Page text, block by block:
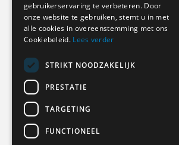
ENGLISH
gebruikerservaring te verbeteren. Door
onze website te gebruiken, stemt u in met
alle cookies in overeenstemming met ons
Cookiebeleid. Lees verder
STRIKT NOODZAKELIJK
PRESTATIE
TARGETING
FUNCTIONEEL